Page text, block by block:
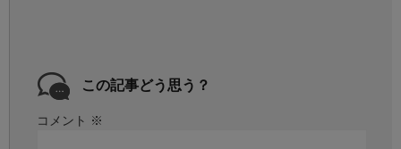
この記事どう思う？
コメント ※